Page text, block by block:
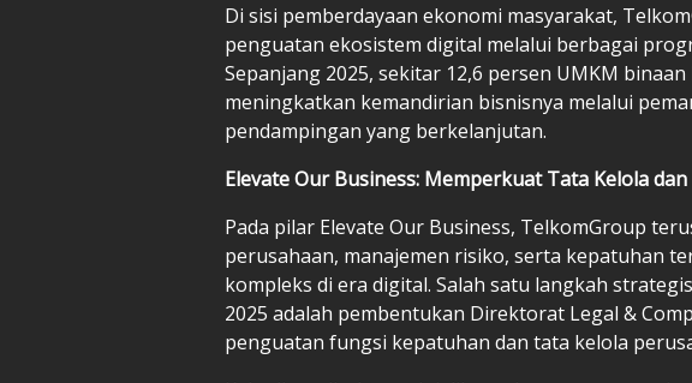
Di sisi pemberdayaan ekonomi masyarakat,
penguatan ekosistem digital melalui berbagai
Sepanjang 2025, sekitar 12,6 persen UMKM
meningkatkan kemandirian bisnisnya melalui
pendampingan yang berkelanjutan.
Elevate Our Business: Memperkuat Tata Kelola
Pada pilar Elevate Our Business, TelkomGroup
perusahaan, manajemen risiko, serta kepatuhan
kompleks di era digital. Salah satu langkah
2025 adalah pembentukan Direktorat Legal &
penguatan fungsi kepatuhan dan tata kelola